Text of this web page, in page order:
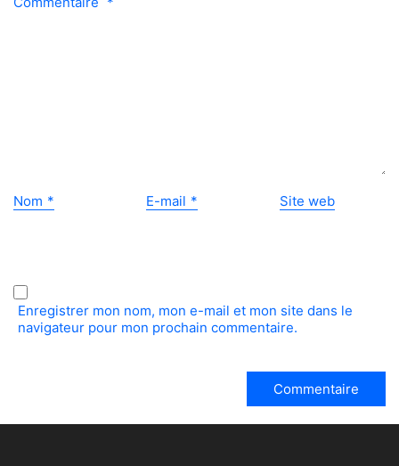
Nom * E-mail * Site web
Enregistrer mon nom, mon e-mail et mon site dans le
navigateur pour mon prochain commentaire.